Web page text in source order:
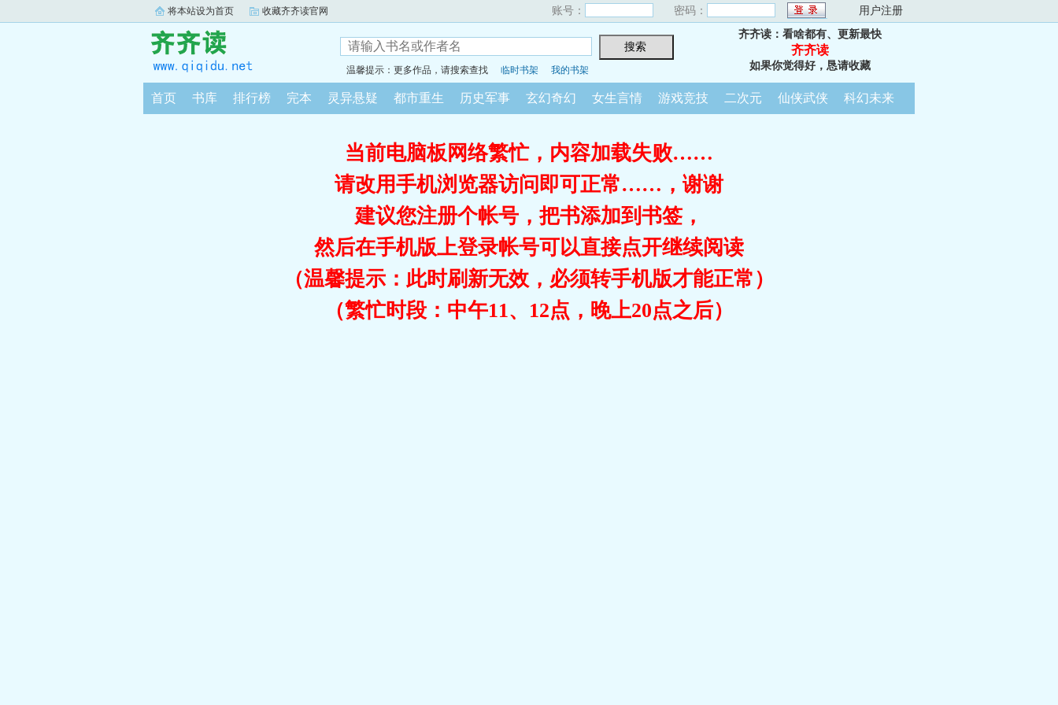
将本站设为首页 收藏齐齐读官网 账号： 密码： 用户注册
温馨提示：更多作品，请搜索查找 临时书架 我的书架
齐齐读：看啥都有、更新最快
齐齐读
如果你觉得好，恳请收藏
首页 书库 排行榜 完本 灵异悬疑 都市重生 历史军事 玄幻奇幻 女生言情 游戏竞技 二次元 仙侠武侠 科幻未来
当前电脑板网络繁忙，内容加载失败……
请改用手机浏览器访问即可正常……，谢谢
建议您注册个帐号，把书添加到书签，
然后在手机版上登录帐号可以直接点开继续阅读
（温馨提示：此时刷新无效，必须转手机版才能正常）
（繁忙时段：中午11、12点，晚上20点之后）